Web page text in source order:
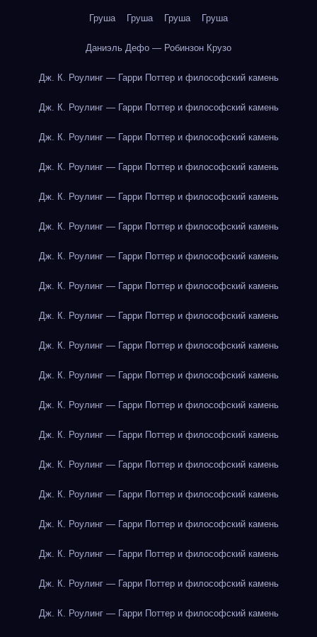
Груша Груша Груша Груша
Даниэль Дефо — Робинзон Крузо
Дж. К. Роулинг — Гарри Поттер и философский камень
Дж. К. Роулинг — Гарри Поттер и философский камень
Дж. К. Роулинг — Гарри Поттер и философский камень
Дж. К. Роулинг — Гарри Поттер и философский камень
Дж. К. Роулинг — Гарри Поттер и философский камень
Дж. К. Роулинг — Гарри Поттер и философский камень
Дж. К. Роулинг — Гарри Поттер и философский камень
Дж. К. Роулинг — Гарри Поттер и философский камень
Дж. К. Роулинг — Гарри Поттер и философский камень
Дж. К. Роулинг — Гарри Поттер и философский камень
Дж. К. Роулинг — Гарри Поттер и философский камень
Дж. К. Роулинг — Гарри Поттер и философский камень
Дж. К. Роулинг — Гарри Поттер и философский камень
Дж. К. Роулинг — Гарри Поттер и философский камень
Дж. К. Роулинг — Гарри Поттер и философский камень
Дж. К. Роулинг — Гарри Поттер и философский камень
Дж. К. Роулинг — Гарри Поттер и философский камень
Дж. К. Роулинг — Гарри Поттер и философский камень
Дж. К. Роулинг — Гарри Поттер и философский камень